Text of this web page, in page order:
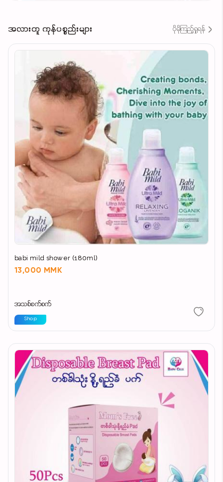
အလားတူ ကုန်ပစ္စည်းများ ပိုမိုကြည့်ရှုရန်
babi mild shower (180ml)
13,000 MMK
အသစ်စက်စက်
Shop